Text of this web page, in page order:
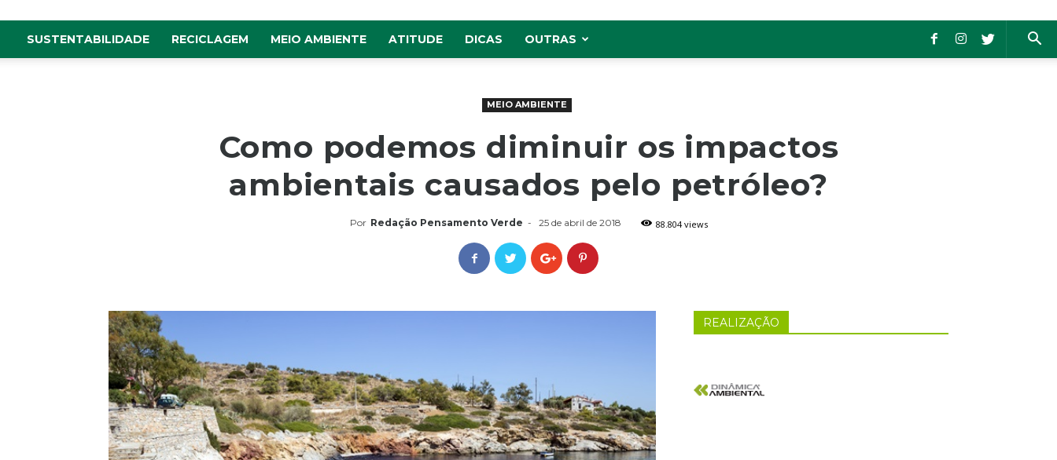
SUSTENTABILIDADE RECICLAGEM MEIO AMBIENTE ATITUDE DICAS OUTRAS
MEIO AMBIENTE
Como podemos diminuir os impactos
ambientais causados pelo petróleo?
Por Redação Pensamento Verde - 25 de abril de 2018 88.804 views
REALIZAÇÃO